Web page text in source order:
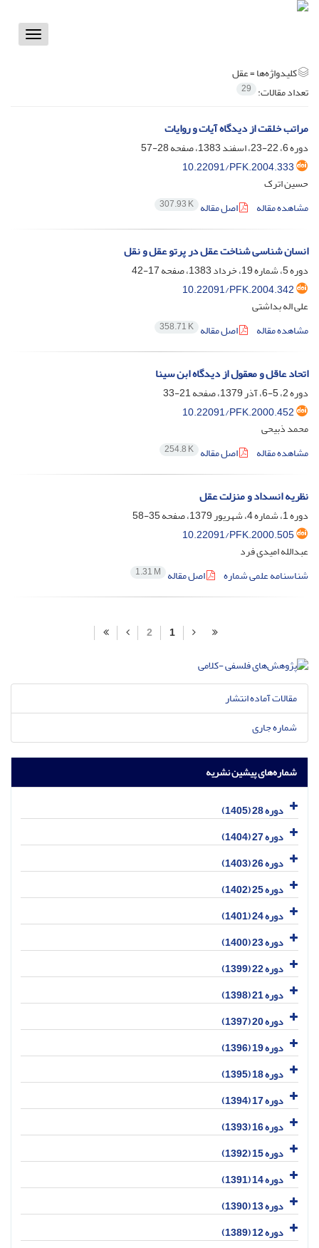
Toggle
کلیدواژه‌ها =عقل
تعداد مقالات: 29
مراتب خلقت از دیدگاه آیات و روایات
دوره 6، 22-23، اسفند 1383، صفحه
28-57
10.22091/PFK.2004.333
حسین اترک
مشاهده مقاله
اصل مقاله 307.93 K
انسان شناسی شناخت عقل در پرتو عقل و نقل
دوره 5، شماره 19، خرداد 1383، صفحه
17-42
10.22091/PFK.2004.342
علی اله بداشتی
مشاهده مقاله
اصل مقاله 358.71 K
اتحاد عاقل و معقول از دیدگاه ابن سینا
دوره 2، 5-6، آذر 1379، صفحه
21-33
10.22091/PFK.2000.452
محمد ذبیحی
مشاهده مقاله
اصل مقاله 254.8 K
نظریه انسداد و منزلت عقل
دوره 1، شماره 4، شهریور 1379، صفحه
35-58
10.22091/PFK.2000.505
عبدالله امیدی فرد
شناسنامه علمی شماره
اصل مقاله 1.31 M
1
2
مقالات آماده انتشار
شماره جاری
شماره‌های پیشین نشریه
دوره 28 (1405)
دوره 27 (1404)
دوره 26 (1403)
دوره 25 (1402)
دوره 24 (1401)
دوره 23 (1400)
دوره 22 (1399)
دوره 21 (1398)
دوره 20 (1397)
دوره 19 (1396)
دوره 18 (1395)
دوره 17 (1394)
دوره 16 (1393)
دوره 15 (1392)
دوره 14 (1391)
دوره 13 (1390)
دوره 12 (1389)